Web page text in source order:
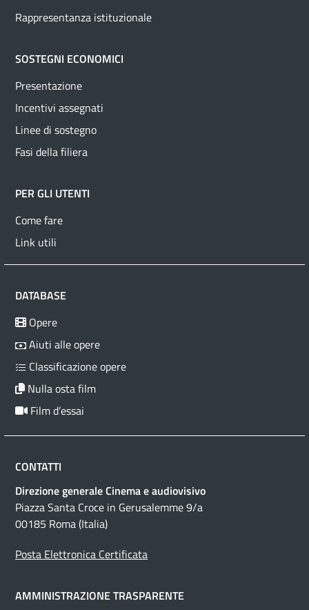
Rappresentanza istituzionale
SOSTEGNI ECONOMICI
Presentazione
Incentivi assegnati
Linee di sostegno
Fasi della filiera
PER GLI UTENTI
Come fare
Link utili
DATABASE
Opere
Aiuti alle opere
Classificazione opere
Nulla osta film
Film d’essai
CONTATTI
Direzione generale Cinema e audiovisivo
Piazza Santa Croce in Gerusalemme 9/a
00185 Roma (Italia)
Posta Elettronica Certificata
AMMINISTRAZIONE TRASPARENTE